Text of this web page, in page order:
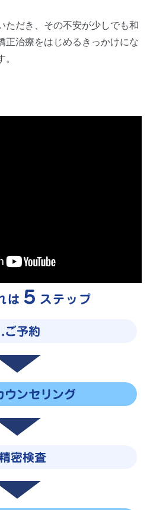
ただき、その不安が少しでも和
正治療をはじめるきっかけにな
は ５ ステップ
ご予約
ウンセリング
密検査